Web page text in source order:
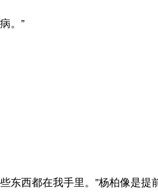
。”
西都在我手里。”杨柏像是